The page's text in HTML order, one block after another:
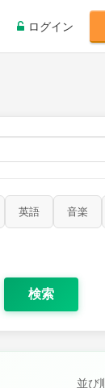
ログイン
英語 音楽
検索
並び